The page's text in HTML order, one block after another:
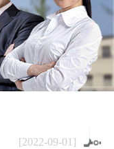
[2022-09-01 ]